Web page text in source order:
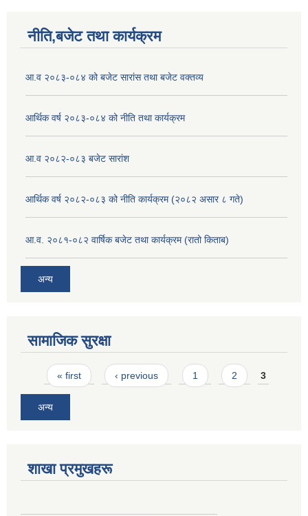
नीति,बजेट तथा कार्यक्रम
आ.व २०८३-०८४ को बजेट सारांस तथा बजेट वक्तव्य
आर्थिक वर्ष २०८३-०८४ को नीति तथा कार्यक्रम
आ.व २०८२-०८३ बजेट सारांश
आर्थिक वर्ष २०८२-०८३ को नीति कार्यक्रम (२०८२ असार ८ गते)
आ.व. २०८१-०८२ वार्षिक बजेट तथा कार्यक्रम (रातो किताब)
अन्य
सामाजिक सुरक्षा
Pages
« first ‹ previous 1 2 3
अन्य
शाखा प्रमुखहरू